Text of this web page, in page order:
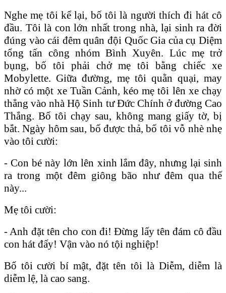
Nghe mẹ tôi kể lại, bố tôi là người thích đi hát cô
đầu. Tôi là con lớn nhất trong nhà, lại sinh ra đời
đúng vào cái đêm quân đội Quốc Gia của cụ Diệm
tổng tấn công nhóm Bình Xuyên. Lúc mẹ trở
bụng, bố tôi phải chở mẹ tôi bằng chiếc xe
Mobylette. Giữa đường, mẹ tôi quằn quại, may
nhờ có một xe Tuần Cảnh, kéo mẹ tôi lên xe chạy
thẳng vào nhà Hộ Sinh tư Đức Chính ở đường Cao
Thắng. Bố tôi chạy sau, không mang giấy tờ, bị
bắt. Ngày hôm sau, bố được thả, bố tôi vỗ nhè nhẹ
vào tôi cười:
- Con bé này lớn lên xinh lắm đây, nhưng lại sinh
ra trong một đêm giông bão như đêm qua thế
này...
Mẹ tôi cười:
- Anh đặt tên cho con đi! Đừng lấy tên đám cô đầu
con hát đấy! Vận vào nó tội nghiệp!
Bố tôi cười bí mật, đặt tên tôi là Diễm, diễm là
diễm lệ, là cao sang.